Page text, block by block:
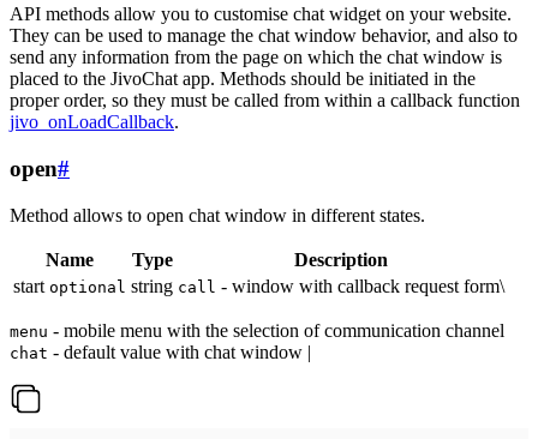
API methods allow you to customise chat widget on your website.
They can be used to manage the chat window behavior, and also to
send any information from the page on which the chat window is
placed to the JivoChat app. Methods should be initiated in the
proper order, so they must be called from within a callback function
jivo_onLoadCallback.
open#
Method allows to open chat window in different states.
Name Type
Description
start optional string call - window with callback request form\
menu - mobile menu with the selection of communication channel
chat - default value with chat window |